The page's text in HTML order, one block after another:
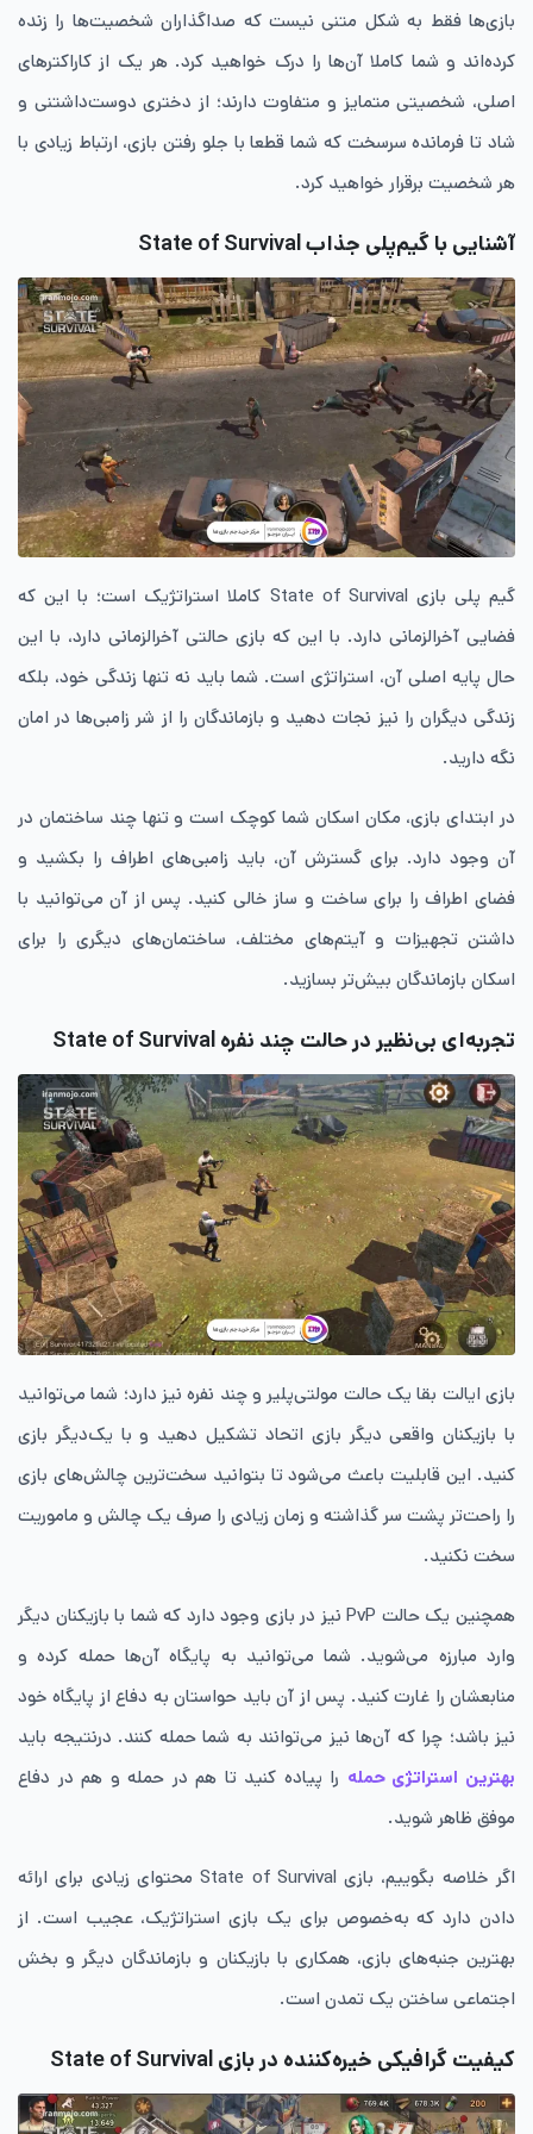
بازی‌ها فقط به شکل متنی نیست که صداگذاران شخصیت‌ها را زنده
کرده‌اند و شما کاملا آن‌ها را درک خواهید کرد. هر یک از کاراکترهای
اصلی، شخصیتی متمایز و متفاوت دارند؛ از دختری دوست‌داشتنی و
شاد تا فرمانده سرسخت که شما قطعا با جلو رفتن بازی، ارتباط زیادی با
هر شخصیت برقرار خواهید کرد.
آشنایی با گیم‌پلی جذاب State of Survival
گیم پلی بازی State of Survival کاملا استراتژیک است؛ با این که
فضایی آخرالزمانی دارد. با این که بازی حالتی آخرالزمانی دارد، با این
حال پایه اصلی آن، استراتژی است. شما باید نه تنها زندگی خود، بلکه
زندگی دیگران را نیز نجات دهید و بازماندگان را از شر زامبی‌ها در امان
نگه دارید.
در ابتدای بازی، مکان اسکان شما کوچک است و تنها چند ساختمان در
آن وجود دارد. برای گسترش آن، باید زامبی‌های اطراف را بکشید و
فضای اطراف را برای ساخت و ساز خالی کنید. پس از آن می‌توانید با
داشتن تجهیزات و آیتم‌های مختلف، ساختمان‌های دیگری را برای
اسکان بازماندگان بیش‌تر بسازید.
تجربه‌ای بی‌نظیر در حالت چند نفره State of Survival
بازی ایالت بقا یک حالت مولتی‌پلیر و چند نفره نیز دارد؛ شما می‌توانید
با بازیکنان واقعی دیگر بازی اتحاد تشکیل دهید و با یک‌دیگر بازی
کنید. این قابلیت باعث می‌شود تا بتوانید سخت‌ترین چالش‌های بازی
را راحت‌تر پشت سر گذاشته و زمان زیادی را صرف یک چالش و ماموریت
سخت نکنید.
همچنین یک حالت PvP نیز در بازی وجود دارد که شما با بازیکنان دیگر
وارد مبارزه می‌شوید. شما می‌توانید به پایگاه آن‌ها حمله کرده و
منابعشان را غارت کنید. پس از آن باید حواستان به دفاع از پایگاه خود
نیز باشد؛ چرا که آن‌ها نیز می‌توانند به شما حمله کنند. درنتیجه باید
بهترین استراتژی‌ حمله را پیاده کنید تا هم در حمله و هم در دفاع
موفق ظاهر شوید.
اگر خلاصه بگوییم، بازی State of Survival محتوای زیادی برای ارائه
دادن دارد که به‌خصوص برای یک بازی استراتژیک، عجیب است. از
بهترین جنبه‌های بازی، همکاری با بازیکنان و بازماندگان دیگر و بخش
اجتماعی ساختن یک تمدن است.
کیفیت گرافیکی خیره‌کننده در بازی State of Survival